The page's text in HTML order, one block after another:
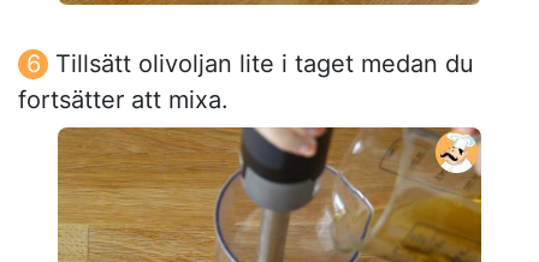
Tillsätt olivoljan lite i taget medan du
fortsätter att mixa.